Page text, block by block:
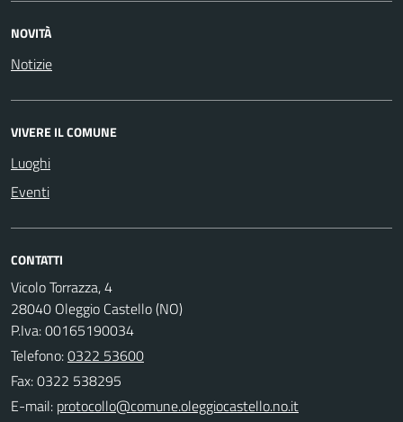
NOVITÀ
Notizie
VIVERE IL COMUNE
Luoghi
Eventi
CONTATTI
Vicolo Torrazza, 4
28040 Oleggio Castello (NO)
P.Iva: 00165190034
Telefono:0322 53600
Fax: 0322 538295
E-mail: